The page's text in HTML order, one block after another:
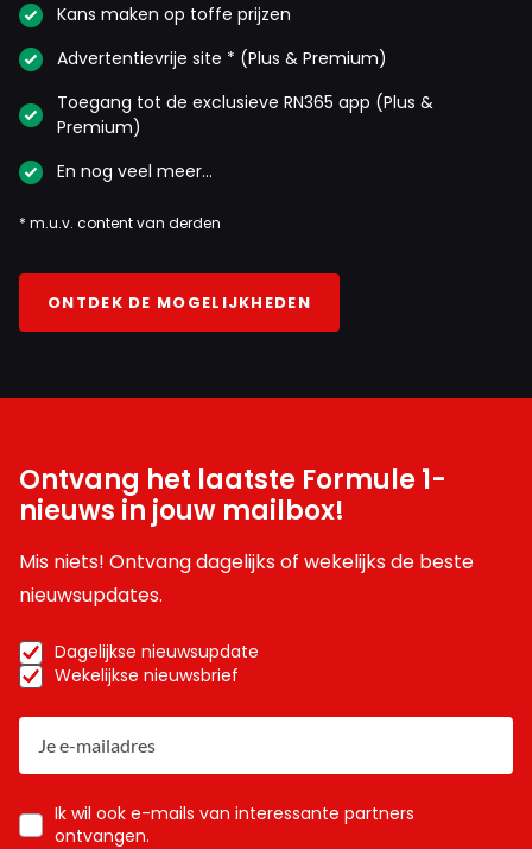
Kans maken op toffe prijzen
Advertentievrije site * (Plus & Premium)
Toegang tot de exclusieve RN365 app (Plus &
Premium)
En nog veel meer…
* m.u.v. content van derden
ONTDEK DE MOGELIJKHEDEN
Ontvang het laatste Formule 1-
nieuws in jouw mailbox!
Mis niets! Ontvang dagelijks of wekelijks de beste
nieuwsupdates.
Dagelijkse nieuwsupdate
Wekelijkse nieuwsbrief
Ik wil ook e-mails van interessante partners
ontvangen.